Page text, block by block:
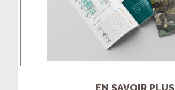
EN SAVOIR PLUS